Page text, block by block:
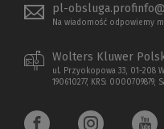
pl-
Na wiadomość odpowiemy
Wolters Kluwer
ul. Przyokopowa 33, 01-208
190610277, KRS: